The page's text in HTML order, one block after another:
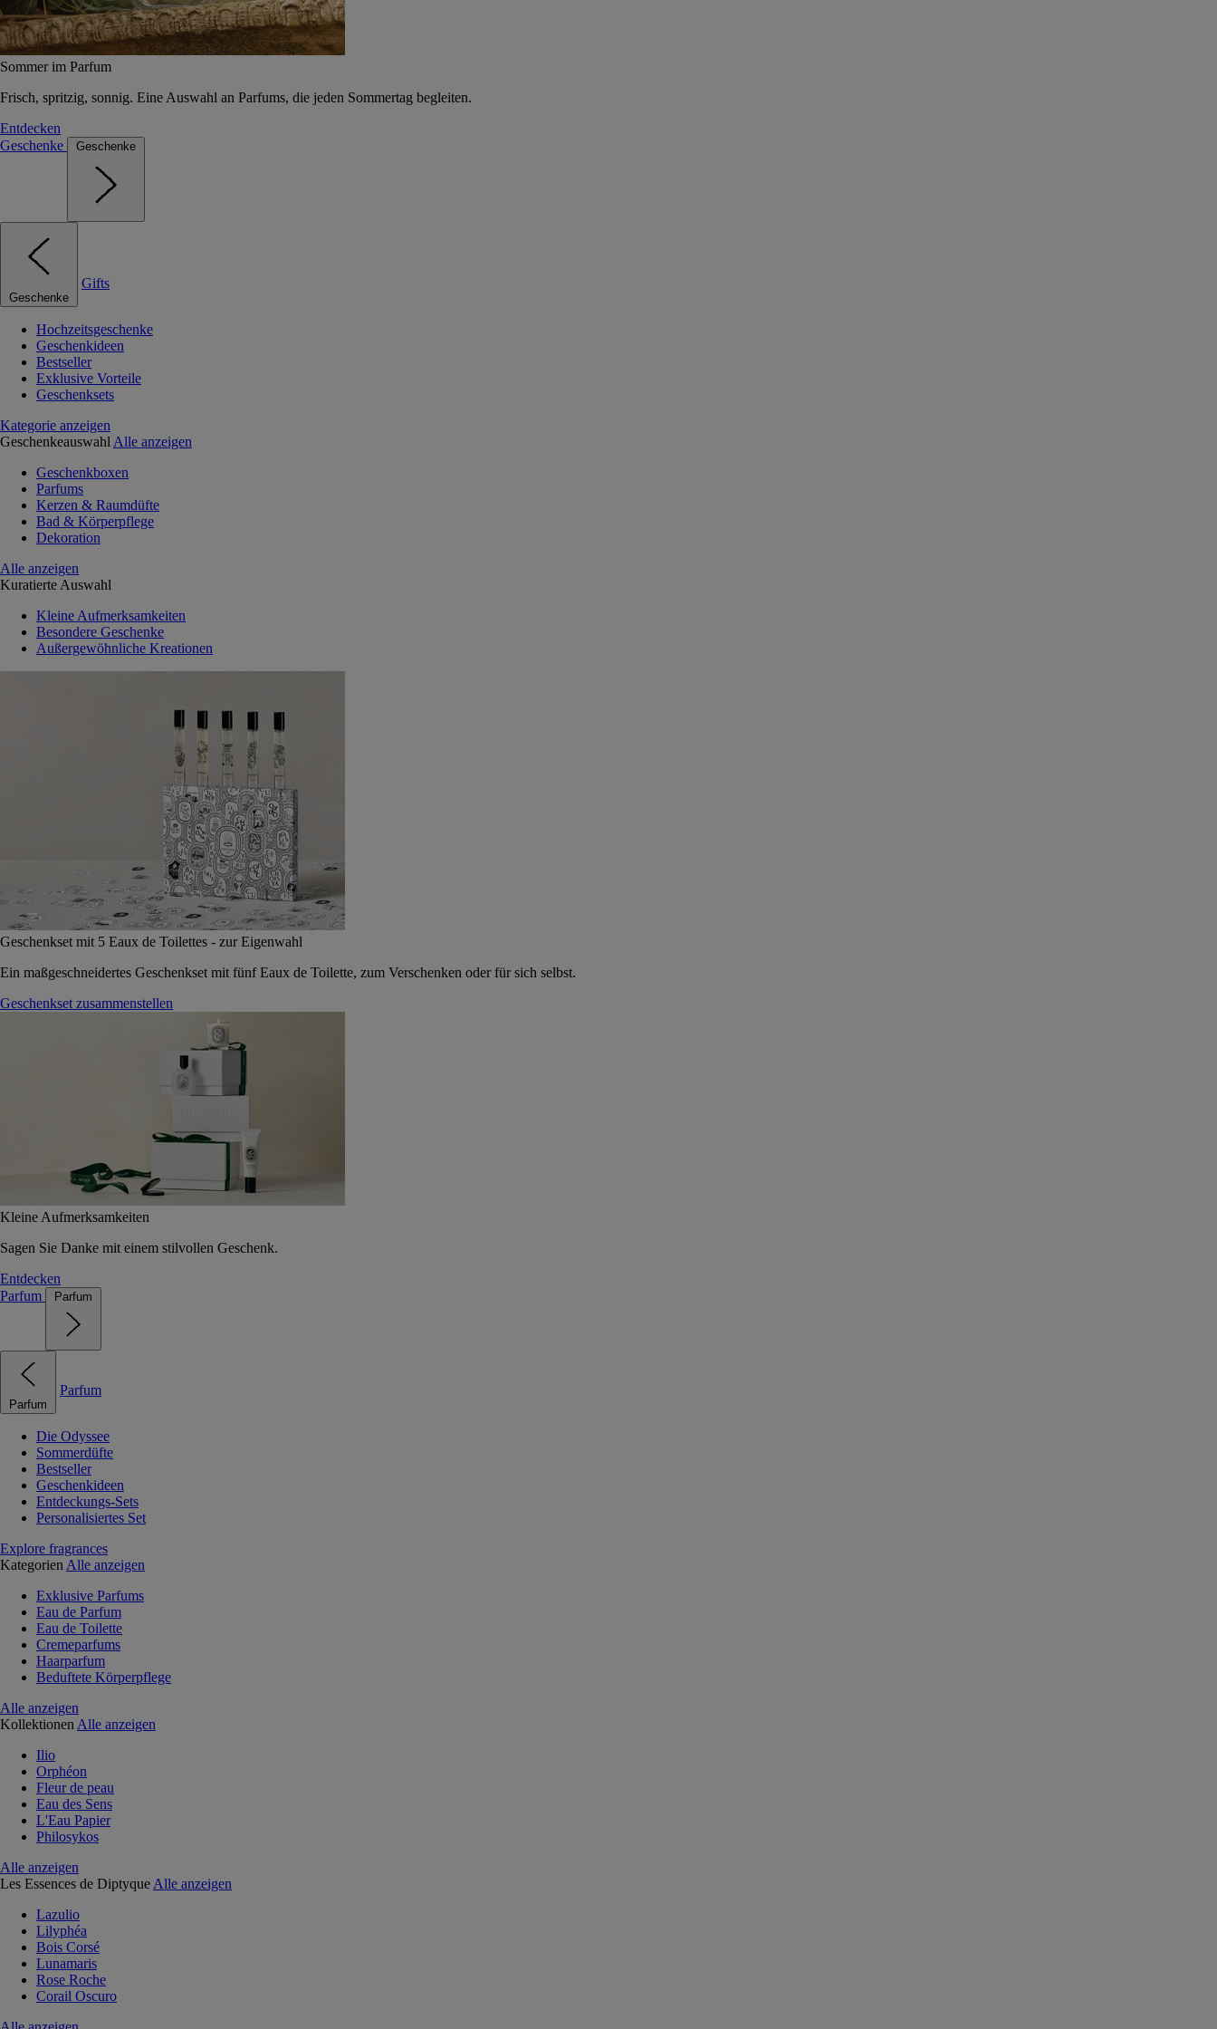
Sommer im Parfum
Frisch, spritzig, sonnig. Eine Auswahl an Parfums, die jeden Sommertag begleiten.
Entdecken
Geschenke
Geschenke
Geschenke
Gifts
Hochzeitsgeschenke
Geschenkideen
Bestseller
Exklusive Vorteile
Geschenksets
Kategorie anzeigen
Geschenkeauswahl Alle anzeigen
Geschenkboxen
Parfums
Kerzen & Raumdüfte
Bad & Körperpflege
Dekoration
Alle anzeigen
Kuratierte Auswahl
Kleine Aufmerksamkeiten
Besondere Geschenke
Außergewöhnliche Kreationen
Geschenkset mit 5 Eaux de Toilettes - zur Eigenwahl
Ein maßgeschneidertes Geschenkset mit fünf Eaux de Toilette, zum Verschenken oder für sich selbst.
Geschenkset zusammenstellen
Kleine Aufmerksamkeiten
Sagen Sie Danke mit einem stilvollen Geschenk.
Entdecken
Parfum
Parfum
Parfum
Parfum
Die Odyssee
Sommerdüfte
Bestseller
Geschenkideen
Entdeckungs-Sets
Personalisiertes Set
Explore fragrances
Kategorien Alle anzeigen
Exklusive Parfums
Eau de Parfum
Eau de Toilette
Cremeparfums
Haarparfum
Beduftete Körperpflege
Alle anzeigen
Kollektionen Alle anzeigen
Ilio
Orphéon
Fleur de peau
Eau des Sens
L'Eau Papier
Philosykos
Alle anzeigen
Les Essences de Diptyque Alle anzeigen
Lazulio
Lilyphéa
Bois Corsé
Lunamaris
Rose Roche
Corail Oscuro